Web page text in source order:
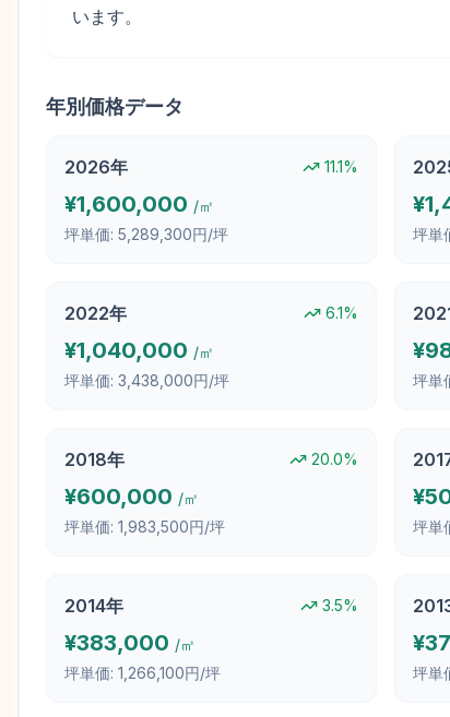
います。
年別価格データ
2026年 11.1%
¥1,600,000 /㎡
坪単価: 5,289,300円/坪
¥
坪単
2022年 6.1%
¥1,040,000 /㎡
坪単価: 3,438,000円/坪
¥
坪単
2018年 20.0%
¥600,000 /㎡
坪単価: 1,983,500円/坪
¥
坪単
2014年 3.5%
¥383,000 /㎡
坪単価: 1,266,100円/坪
¥
坪単